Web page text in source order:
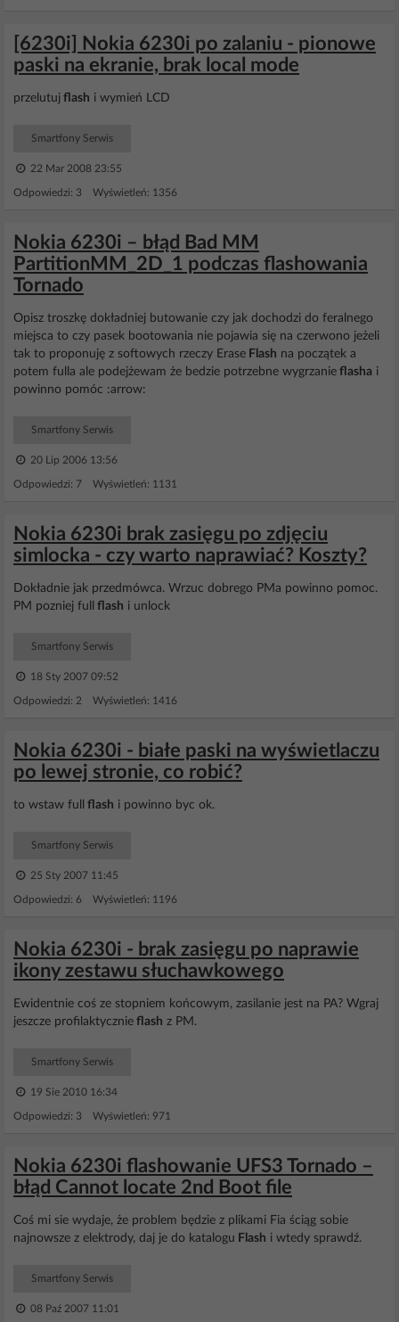
[6230i] Nokia 6230i po zalaniu - pionowe
paski na ekranie, brak local mode
przelutuj flash i wymień LCD
Smartfony Serwis
22 Mar 2008 23:55
Odpowiedzi: 3 Wyświetleń: 1356
Nokia 6230i – błąd Bad MM
PartitionMM_2D_1 podczas flashowania
Tornado
Opisz troszkę dokładniej butowanie czy jak dochodzi do feralnego
miejsca to czy pasek bootowania nie pojawia się na czerwono jeżeli
tak to proponuję z softowych rzeczy Erase Flash na początek a
potem fulla ale podejżewam że bedzie potrzebne wygrzanie flasha i
powinno pomóc :arrow:
Smartfony Serwis
20 Lip 2006 13:56
Odpowiedzi: 7 Wyświetleń: 1131
Nokia 6230i brak zasięgu po zdjęciu
simlocka - czy warto naprawiać? Koszty?
Dokładnie jak przedmówca. Wrzuc dobrego PMa powinno pomoc.
PM pozniej full
flash i unlock
Smartfony Serwis
18 Sty 2007 09:52
Odpowiedzi: 2 Wyświetleń: 1416
Nokia 6230i - białe paski na wyświetlaczu
po lewej stronie, co robić?
to wstaw full flash i powinno byc ok.
Smartfony Serwis
25 Sty 2007 11:45
Odpowiedzi: 6 Wyświetleń: 1196
Nokia 6230i - brak zasięgu po naprawie
ikony zestawu słuchawkowego
Ewidentnie coś ze stopniem końcowym, zasilanie jest na PA? Wgraj
jeszcze profilaktycznie flash z PM.
Smartfony Serwis
19 Sie 2010 16:34
Odpowiedzi: 3 Wyświetleń: 971
Nokia 6230i flashowanie UFS3 Tornado –
błąd Cannot locate 2nd Boot file
Coś mi sie wydaje, że problem będzie z plikami Fia ściąg sobie
najnowsze z elektrody, daj je do katalogu Flash i wtedy sprawdź.
Smartfony Serwis
08 Paź 2007 11:01